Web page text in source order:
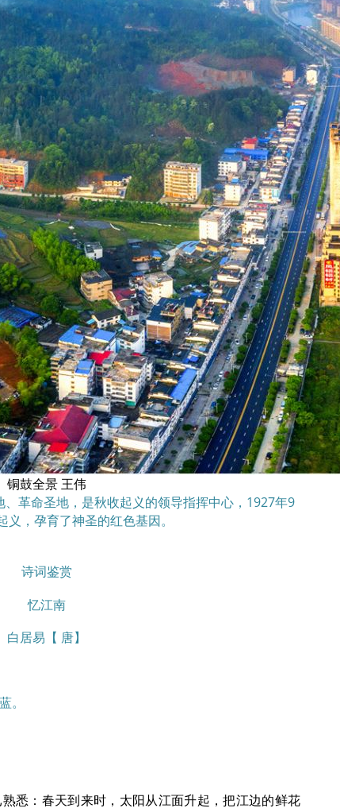
铜鼓全景 王伟
革命圣地，是秋收起义的领导指挥中心，1927年9
，孕育了神圣的红色基因。
诗词鉴赏
忆江南
白居易【 唐】
。
悉：春天到来时，太阳从江面升起，把江边的鲜花